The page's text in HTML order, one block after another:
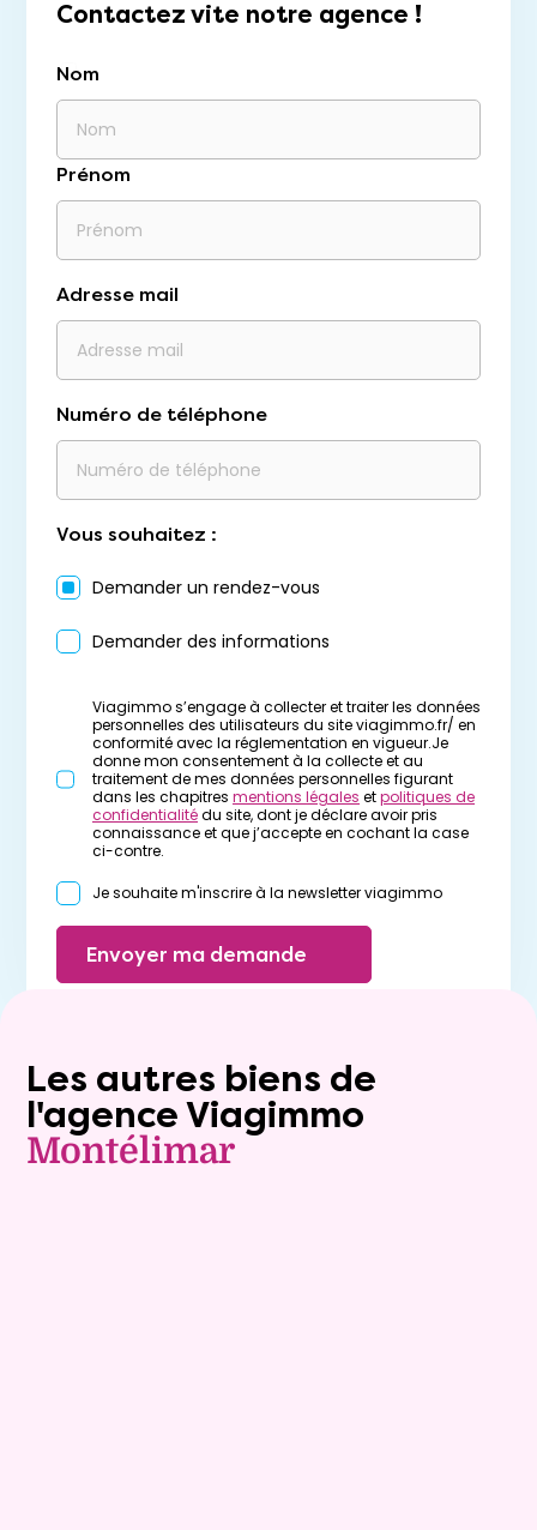
Contactez vite notre agence !
Nom
Prénom
Adresse mail
Numéro de téléphone
Vous souhaitez :
Demander un rendez-vous
Demander des informations
Viagimmo s’engage à collecter et traiter les données
personnelles des utilisateurs du site viagimmo.fr/ en
conformité avec la réglementation en vigueur.Je
donne mon consentement à la collecte et au
traitement de mes données personnelles figurant
dans les chapitres mentions légales etpolitiques de
confidentialitédu site, dont je déclare avoir pris
connaissance et que j’accepte en cochant la case
ci-contre.
Je souhaite m'inscrire à la newsletter viagimmo
Envoyer ma demande
Les autres biens de
l'agence Viagimmo
Montélimar